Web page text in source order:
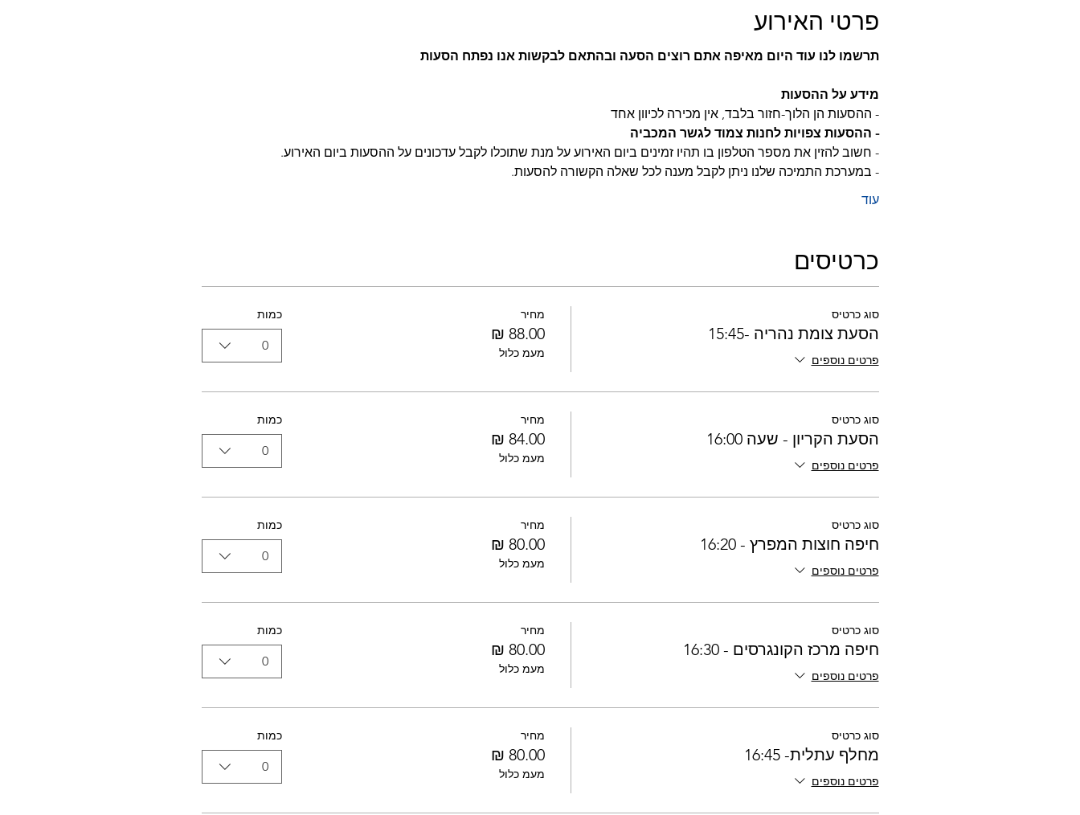
פרטי האירוע
תרשמו לנו עוד היום מאיפה אתם רוצים הסעה ובהתאם לבקשות אנו נפתח הסעות
מידע על ההסעות
- ההסעות הן הלוך-חזור בלבד, אין מכירה לכיוון אחד
- ההסעות צפויות לחנות צמוד לגשר המכביה
- חשוב להזין את מספר הטלפון בו תהיו זמינים ביום האירוע על מנת שתוכלו לקבל עדכונים על ההסעות ביום האירוע.
- במערכת התמיכה שלנו ניתן לקבל מענה לכל שאלה הקשורה להסעות.
עוד
כרטיסים
סוג כרטיס
הסעת צומת נהריה -15:45
פרטים נוספים
מחיר
מעמ כלול
כמות
0
סוג כרטיס
הסעת הקריון - שעה 16:00
פרטים נוספים
מחיר
מעמ כלול
כמות
0
סוג כרטיס
חיפה חוצות המפרץ - 16:20
פרטים נוספים
מחיר
מעמ כלול
כמות
0
סוג כרטיס
חיפה מרכז הקונגרסים - 16:30
פרטים נוספים
מחיר
מעמ כלול
כמות
0
סוג כרטיס
מחלף עתלית- 16:45
פרטים נוספים
מחיר
מעמ כלול
כמות
0